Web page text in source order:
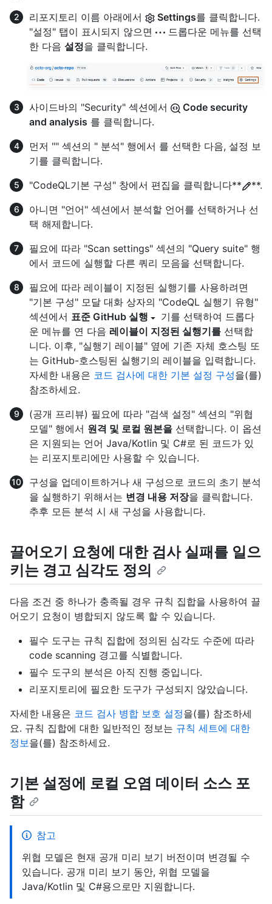
리포지토리 이름 아래에서
Settings를 클릭합니다.
"설정" 탭이 표시되지 않으면
드롭다운 메뉴를 선택
한 다음 설정을 클릭합니다.
사이드바의 "Security" 섹션에서
Code security
and analysis 를 클릭합니다.
먼저 "" 섹션의 " 분석" 행에서 를 선택한 다음, 설정 보
기를 클릭합니다.
"CodeQL기본 구성" 창에서 편집을 클릭합니다**
**.
아니면 "언어" 섹션에서 분석할 언어를 선택하거나 선
택 해제합니다.
필요에 따라 "Scan settings" 섹션의 "Query suite" 행
에서 코드에 실행할 다른 쿼리 모음을 선택합니다.
필요에 따라 레이블이 지정된 실행기를 사용하려면
"기본 구성" 모달 대화 상자의 "CodeQL 실행기 유형"
섹션에서 표준 GitHub 실행
기를 선택하여 드롭다
운 메뉴를 연 다음 레이블이 지정된 실행기를 선택합
니다. 이후, "실행기 레이블" 옆에 기존 자체 호스팅 또
는 GitHub-호스팅된 실행기의 레이블을 입력합니다.
자세한 내용은 코드 검사에 대한 기본 설정 구성을(를)
참조하세요.
(공개 프리뷰) 필요에 따라 "검색 설정" 섹션의 "위협
모델" 행에서 원격 및 로컬 원본을 선택합니다. 이 옵션
은 지원되는 언어 Java/Kotlin 및 C#로 된 코드가 있
는 리포지토리에만 사용할 수 있습니다.
구성을 업데이트하거나 새 구성으로 코드의 초기 분석
을 실행하기 위해서는 변경 내용 저장을 클릭합니다.
추후 모든 분석 시 새 구성을 사용합니다.
끌어오기 요청에 대한 검사 실패를 일으
키는 경고 심각도 정의
다음 조건 중 하나가 충족될 경우 규칙 집합을 사용하여 끌
어오기 요청이 병합되지 않도록 할 수 있습니다.
필수 도구는 규칙 집합에 정의된 심각도 수준에 따라
code scanning 경고를 식별합니다.
필수 도구의 분석은 아직 진행 중입니다.
리포지토리에 필요한 도구가 구성되지 않았습니다.
자세한 내용은 코드 검사 병합 보호 설정을(를) 참조하세
요. 규칙 집합에 대한 일반적인 정보는 규칙 세트에 대한
정보을(를) 참조하세요.
기본 설정에 로컬 오염 데이터 소스 포
함
참고
위협 모델은 현재 공개 미리 보기 버전이며 변경될 수
있습니다. 공개 미리 보기 동안, 위협 모델을
Java/Kotlin 및 C#용으로만 지원합니다.